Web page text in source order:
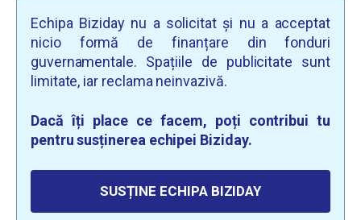
Echipa Biziday nu a solicitat și nu a acceptat
nicio formă de finanțare din fonduri
guvernamentale. Spațiile de publicitate sunt
limitate, iar reclama neinvazivă.
Dacă îți place ce facem, poți contribui tu
pentru susținerea echipei Biziday.
SUSȚINE ECHIPA BIZIDAY